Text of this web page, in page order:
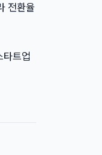
전환율
트업